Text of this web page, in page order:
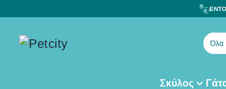
Όλα
Σκύλος